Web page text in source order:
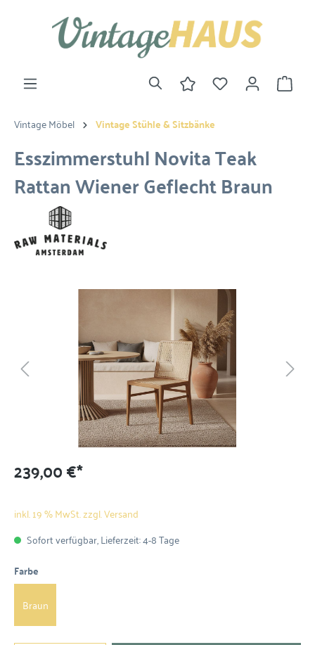
Vintage Möbel Vintage Stühle & Sitzbänke
Esszimmerstuhl Novita Teak
Rattan Wiener Geflecht Braun
239,00 €*
inkl. 19 % MwSt. zzgl. Versand
Sofort verfügbar, Lieferzeit: 4-8 Tage
Farbe
Braun